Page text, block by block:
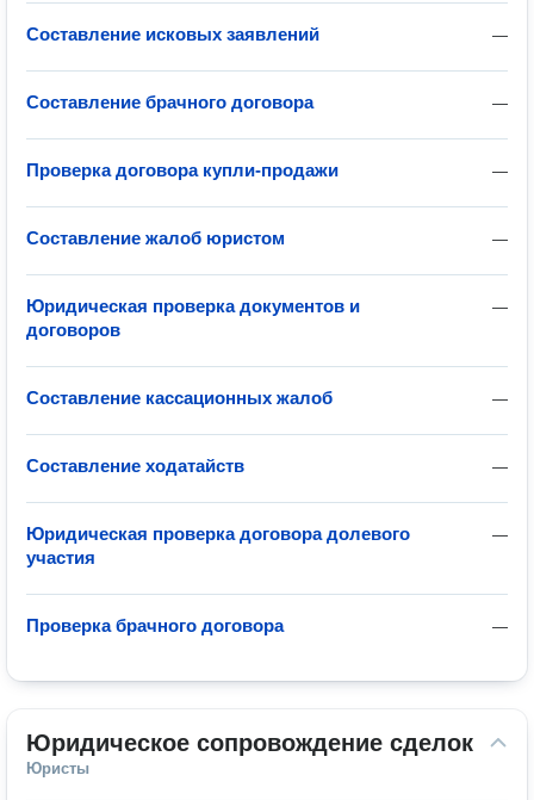
—
Составление исковых заявлений
—
Составление брачного договора
—
Проверка договора купли-продажи
—
Составление жалоб юристом
—
Юридическая проверка документов и
договоров
—
Составление кассационных жалоб
—
Составление ходатайств
—
Юридическая проверка договора долевого
участия
—
Проверка брачного договора
Юридическое сопровождение сделок
Юристы